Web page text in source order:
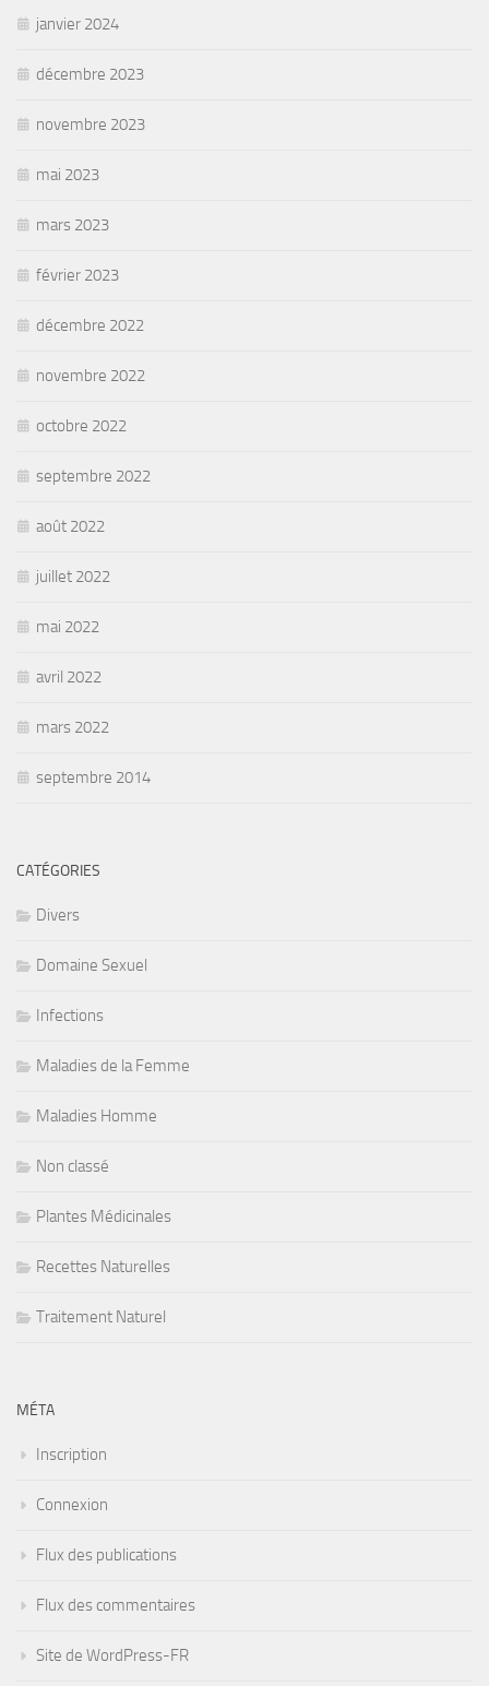
janvier 2024
décembre 2023
novembre 2023
mai 2023
mars 2023
février 2023
décembre 2022
novembre 2022
octobre 2022
septembre 2022
août 2022
juillet 2022
mai 2022
avril 2022
mars 2022
septembre 2014
CATÉGORIES
Divers
Domaine Sexuel
Infections
Maladies de la Femme
Maladies Homme
Non classé
Plantes Médicinales
Recettes Naturelles
Traitement Naturel
MÉTA
Inscription
Connexion
Flux des publications
Flux des commentaires
Site de WordPress-FR